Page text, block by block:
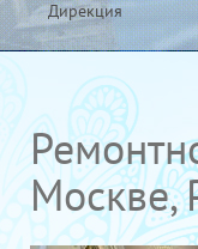
Дирекция
Москве,